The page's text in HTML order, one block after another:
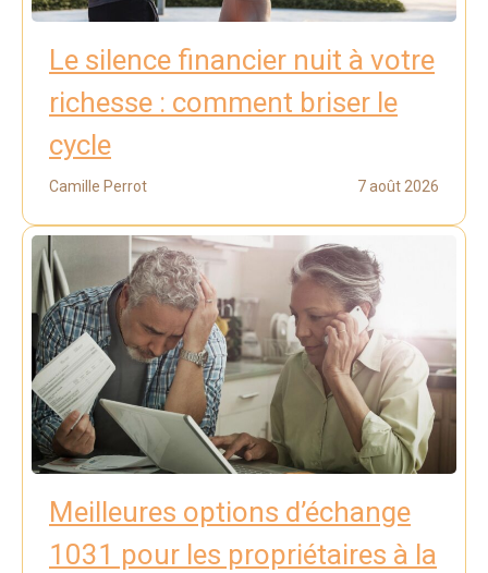
Le silence financier nuit à votre
richesse : comment briser le
cycle
Camille Perrot 7 août 2026
Meilleures options d’échange
1031 pour les propriétaires à la